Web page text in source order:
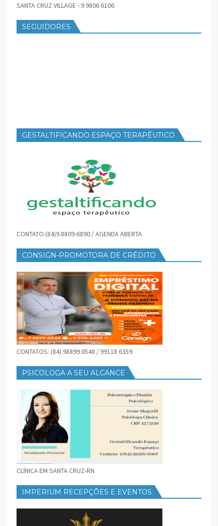
SANTA CRUZ VILLAGE - 9 9806 6106
SEGUIDORES
GESTALTIFICANDO ESPAÇO TERAPÊUTICO
CONTATO:(84)9.8809-6890 / AGENDA ABERTA
CONSIGN-PROMOTORA DE CRÉDITO
CONTATOS: (84) 98899 0548 / 99118 6359
PSICOLOGA A SEU ALCANCE
CLÍNICA EM SANTA CRUZ-RN
IMPERIUM RECEPÇÕES E EVENTOS